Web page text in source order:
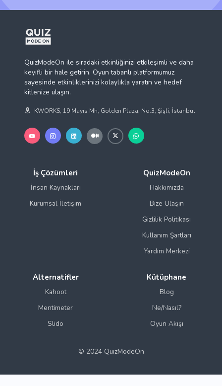
QuizModeOn ile sıradaki etkinliğinizi etkileşimli ve daha
keyifli bir hale getirin. Oyun tabanlı platformumuz
sayesinde etkinliklerinizi kolaylıkla yaratın ve hedef
kitlenize ulaşın.
KWORKS, 19 Mayıs Mh, Golden Plaza, No:3, Şişli, İstanbul
İş Çözümleri
İnsan Kaynakları
Kurumsal İletişim
Alternatifler
Kahoot
Mentimeter
Slido
QuizModeOn
Hakkımızda
Bize Ulaşın
Gizlilik Politikası
Kullanım Şartları
Yardım Merkezi
Kütüphane
Blog
Ne/Nasıl?
Oyun Akışı
© 2024 QuizModeOn